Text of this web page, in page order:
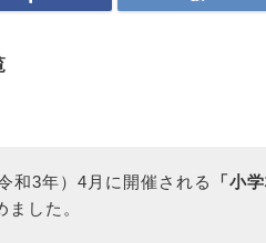
和3年）4月に開催される 「小
ました。